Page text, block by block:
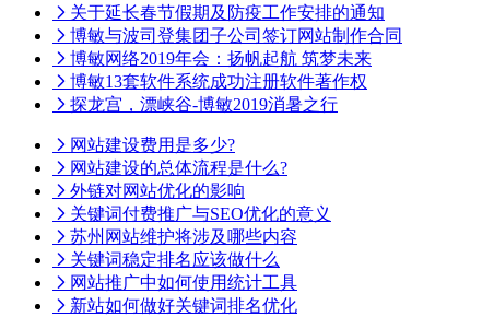
关于延长春节假期及防疫工作安排的通知
博敏与波司登集团子公司签订网站制作合同
博敏网络2019年会：扬帆起航 筑梦未来
博敏13套软件系统成功注册软件著作权
探龙宫，漂峡谷-博敏2019消暑之行
网站建设费用是多少?
网站建设的总体流程是什么?
外链对网站优化的影响
关键词付费推广与SEO优化的意义
苏州网站维护将涉及哪些内容
关键词稳定排名应该做什么
网站推广中如何使用统计工具
新站如何做好关键词排名优化